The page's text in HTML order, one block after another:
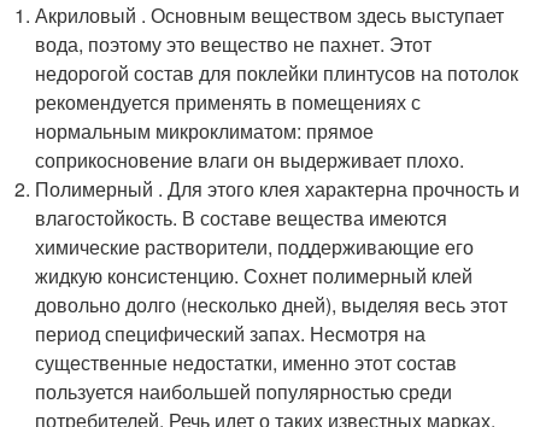
Акриловый . Основным веществом здесь выступает
вода, поэтому это вещество не пахнет. Этот
недорогой состав для поклейки плинтусов на потолок
рекомендуется применять в помещениях с
нормальным микроклиматом: прямое
соприкосновение влаги он выдерживает плохо.
Полимерный . Для этого клея характерна прочность и
влагостойкость. В составе вещества имеются
химические растворители, поддерживающие его
жидкую консистенцию. Сохнет полимерный клей
довольно долго (несколько дней), выделяя весь этот
период специфический запах. Несмотря на
существенные недостатки, именно этот состав
пользуется наибольшей популярностью среди
потребителей. Речь идет о таких известных марках,